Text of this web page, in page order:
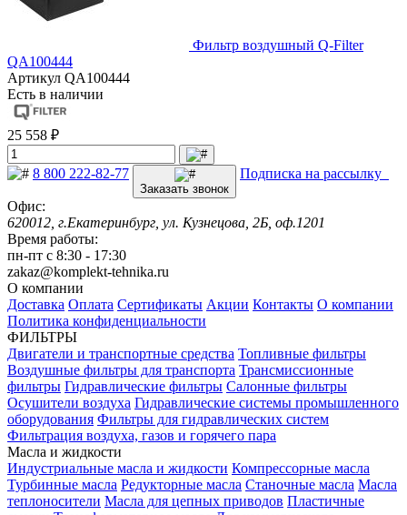
Фильтр воздушный Q-Filter
QA100444
Артикул QA100444
Есть в наличии
25 558 ₽
8 800 222-82-77
Заказать звонок
Подписка на рассылку
Офис:
620012, г.Екатеринбург, ул. Кузнецова, 2Б, оф.1201
Время работы:
пн-пт с 8:30 - 17:30
zakaz@komplekt-tehnika.ru
О компании
Доставка Оплата Сертификаты Акции Контакты О компании
Политика конфиденциальности
ФИЛЬТРЫ
Двигатели и транспортные средства Топливные фильтры
Воздушные фильтры для транспорта Трансмиссионные
фильтры Гидравлические фильтры Салонные фильтры
Осушители воздуха Гидравлические системы промышленного
оборудования Фильтры для гидравлических систем
Фильтрация воздуха, газов и горячего пара
Масла и жидкости
Индустриальные масла и жидкости Компрессорные масла
Турбинные масла Редукторные масла Станочные масла Масла
теплоносители Масла для цепных приводов Пластичные